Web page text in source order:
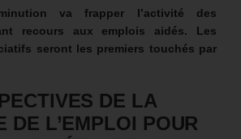
va frapper l’activité des
recours aux emplois aidés. Les
seront les premiers touchés par
DE LA
DE L’EMPLOI POUR